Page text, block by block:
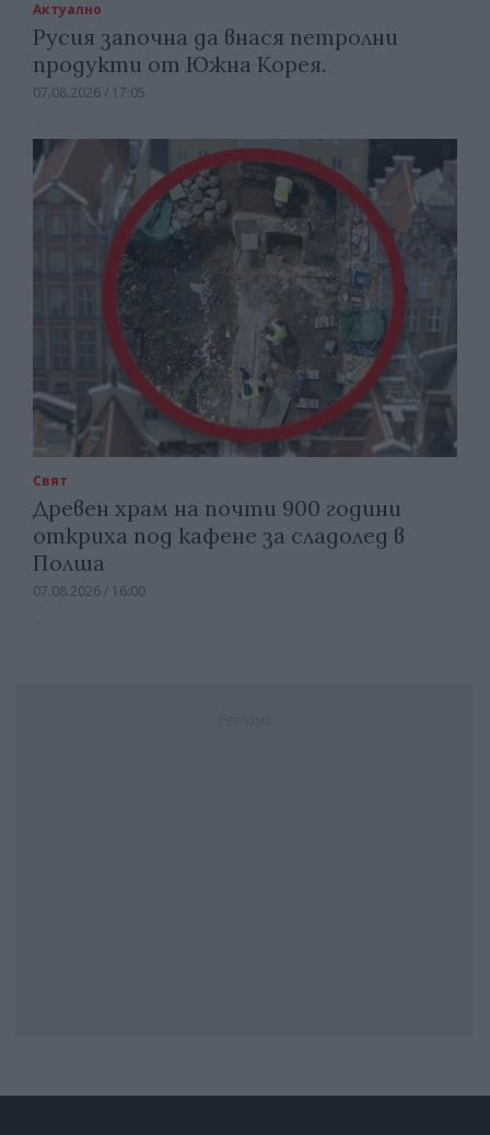
Актуално
Русия започна да внася петролни
продукти от Южна Корея.
07.08.2026 / 17:05
Свят
Древен храм на почти 900 години
откриха под кафене за сладолед в
Полша
07.08.2026 / 16:00